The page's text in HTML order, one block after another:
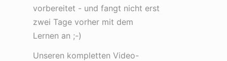
vorbereitet - und fangt nicht erst
zwei Tage vorher mit dem
Lernen an ;-)
Unseren kompletten Video-